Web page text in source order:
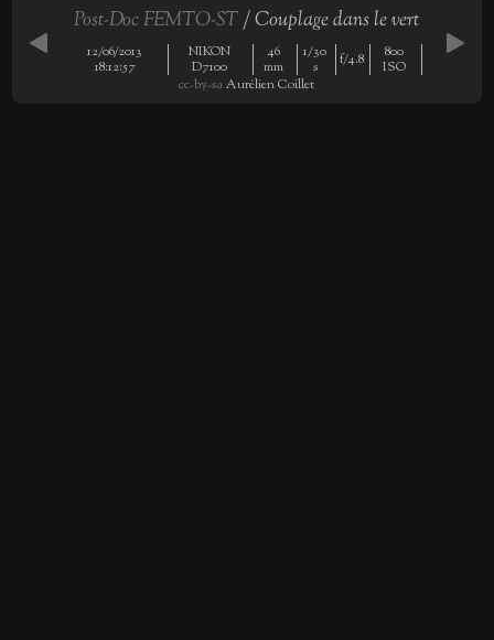
Post-Doc FEMTO-ST/ Couplage dans le vert
12/06/2013
18:12:57
NIKON
D7100
46
mm
1/30
s
f/4.8
800
ISO
cc-by-saAurélien Coillet